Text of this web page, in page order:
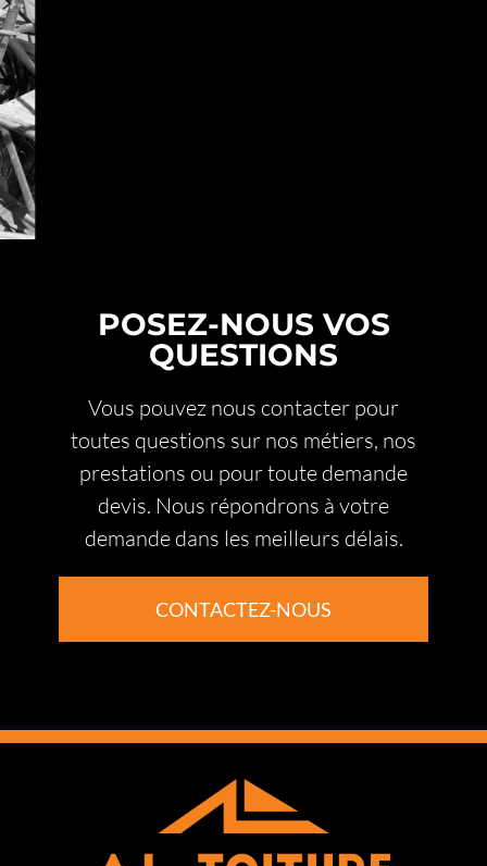
POSEZ-NOUS VOS
QUESTIONS
Vous pouvez nous contacter pour
toutes questions sur nos métiers, nos
prestations ou pour toute demande
devis. Nous répondrons à votre
demande dans les meilleurs délais.
CONTACTEZ-NOUS